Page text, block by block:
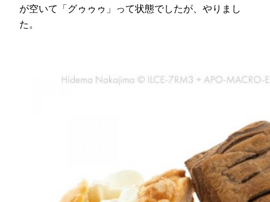
が空いて「グゥゥゥ」って状態でしたが、やりまし
た。